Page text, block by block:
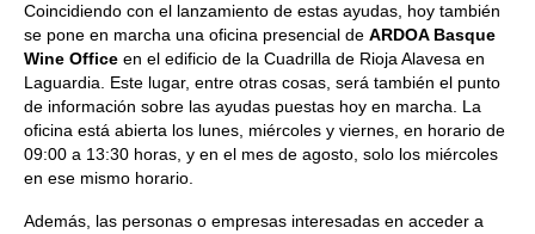
Coincidiendo con el lanzamiento de estas ayudas, hoy también
se pone en marcha una oficina presencial de ARDOA Basque
Wine Office en el edificio de la Cuadrilla de Rioja Alavesa en
Laguardia. Este lugar, entre otras cosas, será también el punto
de información sobre las ayudas puestas hoy en marcha. La
oficina está abierta los lunes, miércoles y viernes, en horario de
09:00 a 13:30 horas, y en el mes de agosto, solo los miércoles
en ese mismo horario.
Además, las personas o empresas interesadas en acceder a